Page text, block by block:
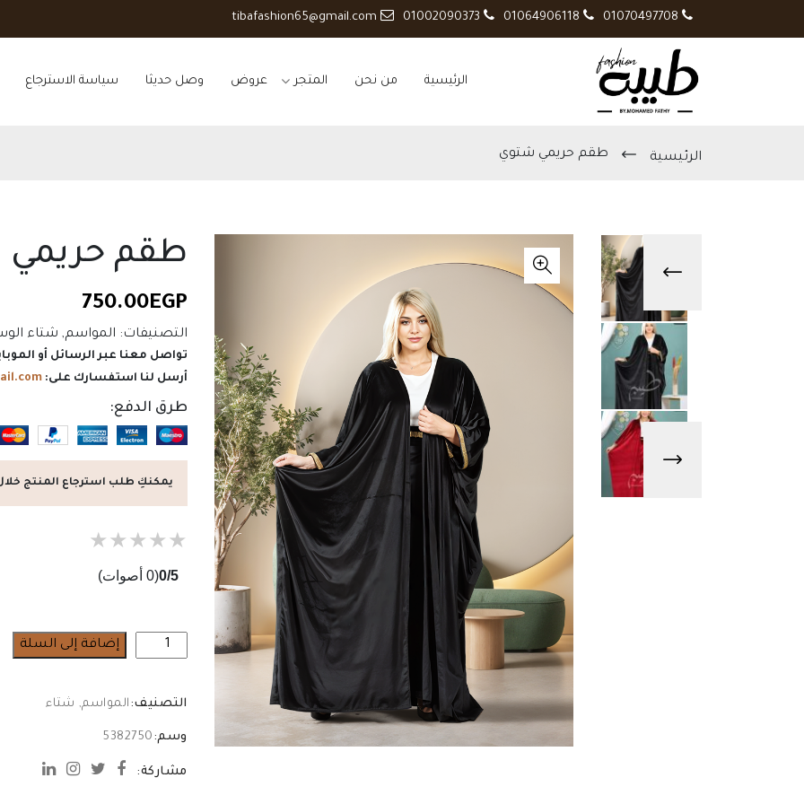
الرئيسية من نحن المتجر عروض وصل حديثا سياسة الاسترجاع
الرئيسية طقم حريمي شتوي
طقم
750.00EGP
التصنيفات: المواسم, شتاء
تواصل معنا عبر الرسائل أو
أرسل لنا استفسارك على:
طرق الدفع:
يمكنكِ طلب استرجاع المنتج خلال 7 أيام من تاريخ
★
★
★
★
★
0/5(0 أصوات)
كمية
طقم
شتوي
إضافة إلى السلة
التصنيف: المواسم, شتاء
وسم: 5382750
مشاركة: